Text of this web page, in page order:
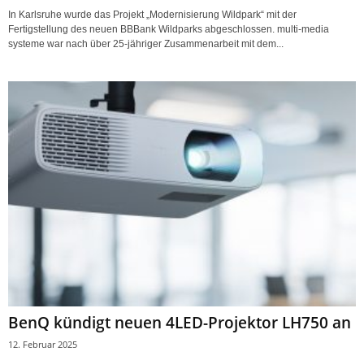
In Karlsruhe wurde das Projekt „Modernisierung Wildpark“ mit der
Fertigstellung des neuen BBBank Wildparks abgeschlossen. multi-media
systeme war nach über 25-jähriger Zusammenarbeit mit dem...
BenQ kündigt neuen 4LED-Projektor LH750 an
12. Februar 2025